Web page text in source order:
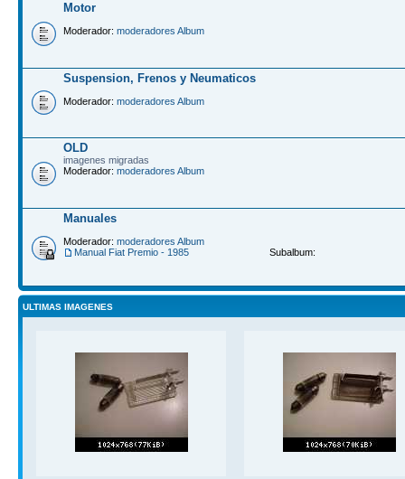
Motor
Moderador: moderadores Album
Suspension, Frenos y Neumaticos
Moderador: moderadores Album
OLD
imagenes migradas
Moderador: moderadores Album
Manuales
Moderador: moderadores Album
Subalbum:
Manual Fiat Premio - 1985
ULTIMAS IMAGENES